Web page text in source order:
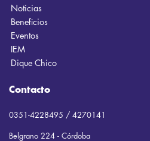
Noticias
Beneficios
Eventos
IEM
Dique Chico
Contacto
0351-4228495 / 4270141
Belgrano 224 - Córdoba